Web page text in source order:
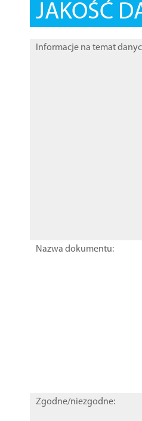
JAKOŚĆ
Informacje na temat
Nazwa dokumentu:
Zgodne/niezgodne: